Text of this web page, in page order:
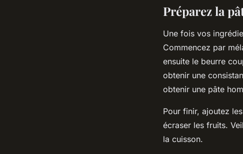
Préparez la
Une fois vos
Commencez par
ensuite le beurre
obtenir une
obtenir une pâte
Pour finir, ajoutez
écraser les fruits.
la cuisson.